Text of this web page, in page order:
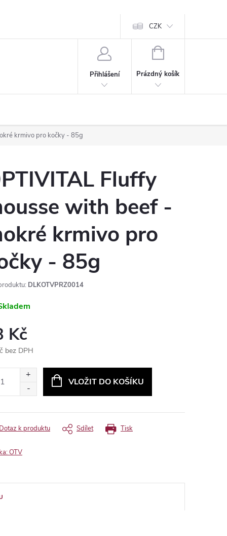
CZK
Přihlášení
NÁKUPNÍ
Prázdný košík
krmivo pro kočky - 85g
Fluffy
with beef -
krmivo pro
- 85g
DLKOTVPRZ0014
Kč
bez DPH
VLOŽIT DO KOŠÍKU
Tisk
Dotaz k produktu Sdílet
OTV